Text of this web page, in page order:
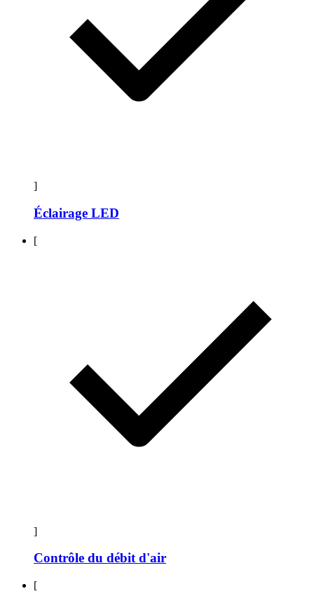
]
Éclairage LED
[
]
Contrôle du débit d'air
[